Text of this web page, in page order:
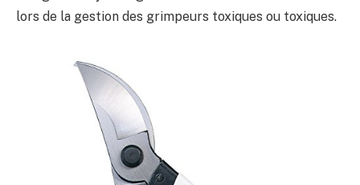
lors de la gestion des grimpeurs toxiques ou toxiques.